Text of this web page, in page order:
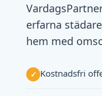
erfarna
hem med
✓ Kostnadsfri